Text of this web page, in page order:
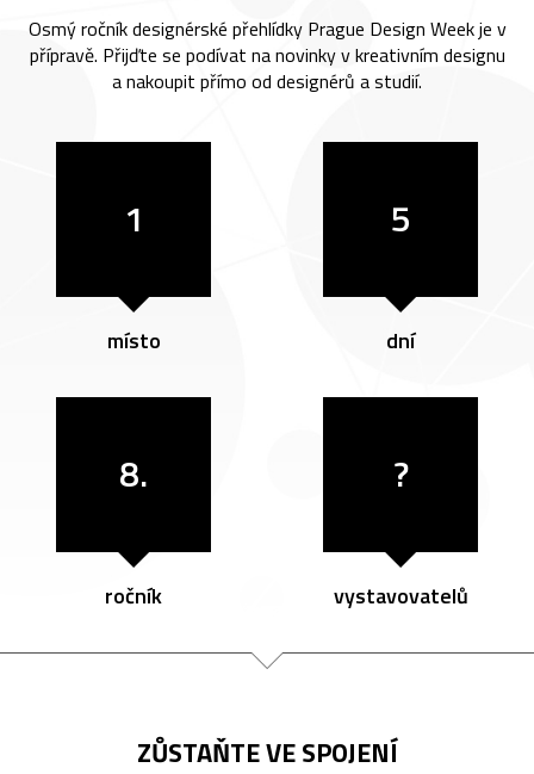
Osmý ročník designérské přehlídky Prague Design Week je v
přípravě. Přijďte se podívat na novinky v kreativním designu
a nakoupit přímo od designérů a studií.
1
místo
5
dní
8.
ročník
?
vystavovatelů
ZŮSTAŇTE VE SPOJENÍ